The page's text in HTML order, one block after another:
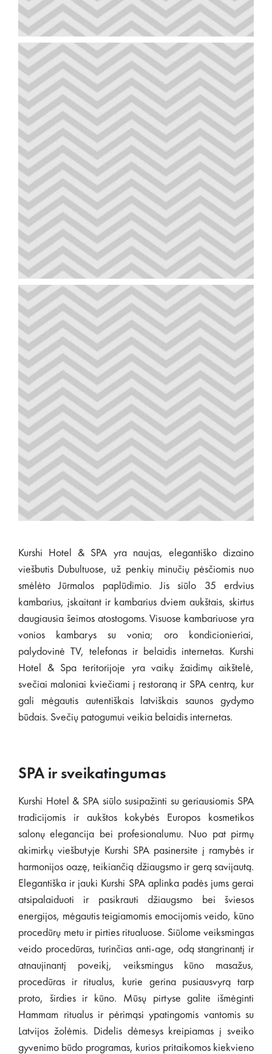
Kurshi Hotel & SPA yra naujas, elegantiško dizaino
viešbutis Dubultuose, už penkių minučių pėsčiomis nuo
smėlėto Jūrmalos paplūdimio. Jis siūlo 35 erdvius
kambarius, įskaitant ir kambarius dviem aukštais, skirtus
daugiausia šeimos atostogoms. Visuose kambariuose yra
vonios kambarys su vonia; oro kondicionieriai,
palydovinė TV, telefonas ir belaidis internetas. Kurshi
Hotel & Spa teritorijoje yra vaikų žaidimų aikštelė,
svečiai maloniai kviečiami į restoraną ir SPA centrą, kur
gali mėgautis autentiškais latviškais saunos gydymo
būdais. Svečių patogumui veikia belaidis internetas.
SPA ir sveikatingumas
Kurshi Hotel & SPA siūlo susipažinti su geriausiomis SPA
tradicijomis ir aukštos kokybės Europos kosmetikos
salonų elegancija bei profesionalumu. Nuo pat pirmų
akimirkų viešbutyje Kurshi SPA pasinersite į ramybės ir
harmonijos oazę, teikiančią džiaugsmo ir gerą savijautą.
Elegantiška ir jauki Kurshi SPA aplinka padės jums gerai
atsipalaiduoti ir pasikrauti džiaugsmo bei šviesos
energijos, mėgautis teigiamomis emocijomis veido, kūno
procedūrų metu ir pirties ritualuose. Siūlome veiksmingas
veido procedūras, turinčias anti-age, odą stangrinantį ir
atnaujinantį poveikį, veiksmingus kūno masažus,
procedūras ir ritualus, kurie gerina pusiausvyrą tarp
proto, širdies ir kūno. Mūsų pirtyse galite išmėginti
Hammam ritualus ir pėrimąsi ypatingomis vantomis su
Latvijos žolėmis. Didelis dėmesys kreipiamas į sveiko
gyvenimo būdo programas, kurios pritaikomos kiekvieno